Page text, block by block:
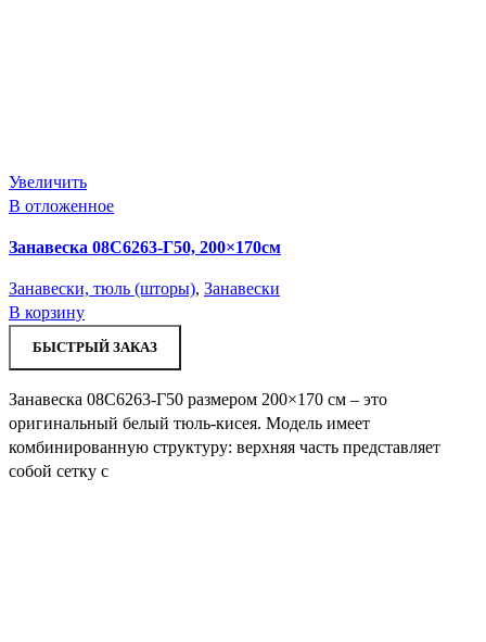
Увеличить
В отложенное
Занавеска 08С6263-Г50, 200×170см
Занавески, тюль (шторы), Занавески
В корзину
БЫСТРЫЙ ЗАКАЗ
Занавеска 08С6263-Г50 размером 200×170 см – это
оригинальный белый тюль-кисея. Модель имеет
комбинированную структуру: верхняя часть представляет
собой сетку с